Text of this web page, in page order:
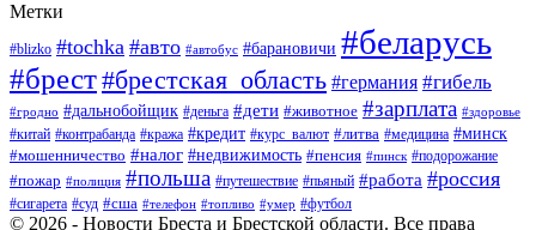
Метки
#blizko #tochka #авто #автобус #барановичи #беларусь
#брест#брестская_область #германия #гибель
#гродно #дальнобойщик #деньга #дети #животное #зарплата #здоровье
#китай #контрабанда #кража #кредит #курс_валют #литва #медицина #минск
#мошенничество #налог #недвижимость #пенсия #пинск #подорожание
#пожар #полиция #польша #путешествие #пьяный #работа #россия
#сигарета #суд #сша #телефон #топливо #умер #футбол
© 2026 - Новости Бреста и Брестской области. Все права